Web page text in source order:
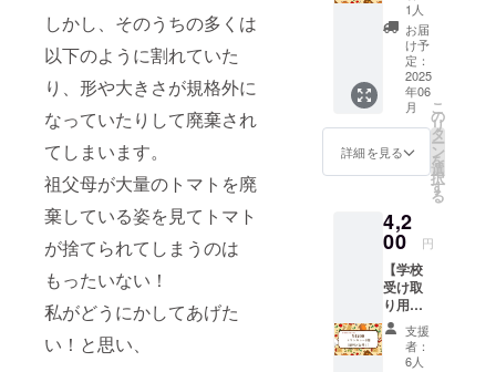
しかし、そのうちの多くは
以下のように割れていた
り、形や大きさが規格外に
なっていたりして廃棄され
てしまいます。
祖父母が大量のトマトを廃
棄している姿を見てトマト
が捨てられてしまうのは
もったいない！
私がどうにかしてあげた
い！と思い、
間：
2025年
6月から
2025年
12月末
まで
トマト
カレー5
個】 ト
マトカ
レーの
支援者
として
モッタ
イナイ
バトン
を掲載
しま
す。 カ
レーも5
個つい
ていま
す！ ※
内容量
は1袋
1人
お届
け予
定：
2025
年06
月
詳細を見る
こ
の
リ
タ
ー
ン
を
選
択
す
る
4,2
00 円
【学校
受け取
り用】
トマト
カレー
８個入
支援
者：
6人